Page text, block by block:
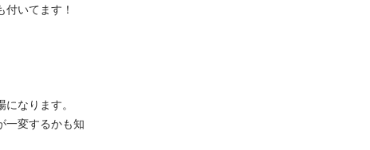
いてます！
なります。
一変するかも知